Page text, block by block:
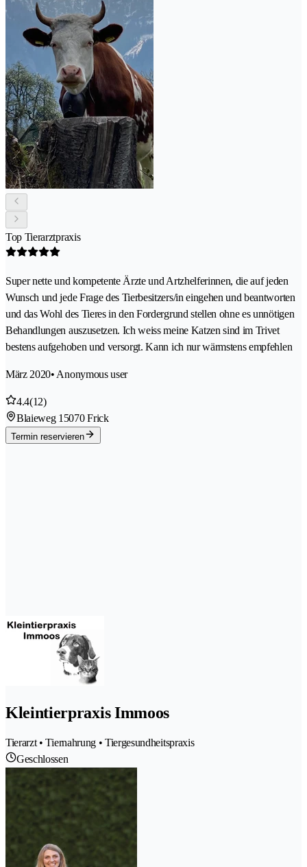
Top Tierarztpraxis
Super nette und kompetente Ärzte und Artzhelferinnen, die auf jeden
Wunsch und jede Frage des Tierbesitzers/in eingehen und beantworten
und das Wohl des Tieres in den Fordergrund stellen ohne es unnötigen
Behandlungen auszusetzen. Ich weiss meine Katzen sind im Trivet
bestens aufgehoben und versorgt. Kann ich nur wärmstens empfehlen
März 2020• Anonymous user
4.4(12)
Blaieweg 1 5070 Frick
Termin reservieren
Kleintierpraxis Immoos
Tierarzt • Tiernahrung • Tiergesundheitspraxis
Geschlossen